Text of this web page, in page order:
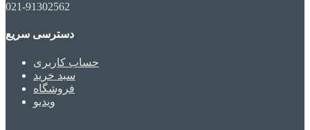
021-91302562
دسترسی سریع
حساب کاربری
سبد خرید
فروشگاه
ویدیو